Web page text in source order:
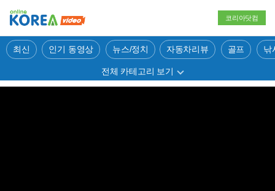
코리아닷컴
최신 인기 동영상 뉴스/정치 자동차리뷰 골프 낚
전체 카테고리 보기